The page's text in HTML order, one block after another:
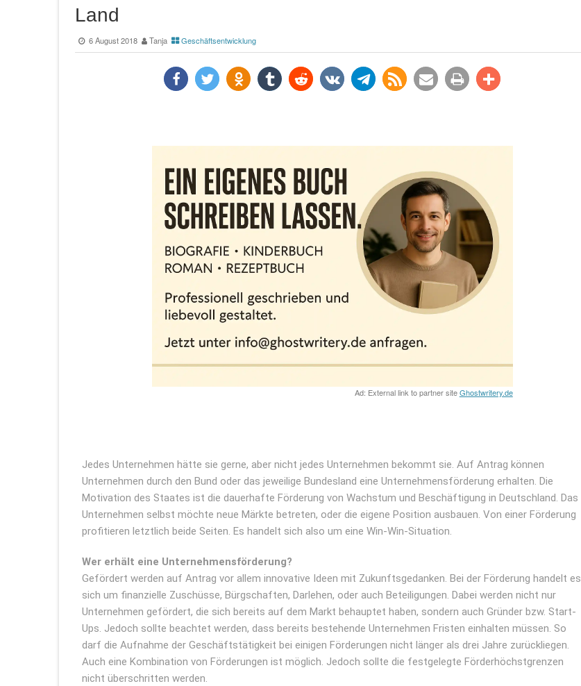
Land
6 August 2018 Tanja Geschäftsentwicklung
Ad: External link to partner siteGhostwritery.de
Jedes Unternehmen hätte sie gerne, aber nicht jedes Unternehmen bekommt sie. Auf Antrag können
Unternehmen durch den Bund oder das jeweilige Bundesland eine Unternehmensförderung erhalten. Die
Motivation des Staates ist die dauerhafte Förderung von Wachstum und Beschäftigung in Deutschland. Das
Unternehmen selbst möchte neue Märkte betreten, oder die eigene Position ausbauen. Von einer Förderung
profitieren letztlich beide Seiten. Es handelt sich also um eine Win-Win-Situation.
Wer erhält eine Unternehmensförderung?
Gefördert werden auf Antrag vor allem innovative Ideen mit Zukunftsgedanken. Bei der Förderung handelt es
sich um finanzielle Zuschüsse, Bürgschaften, Darlehen, oder auch Beteiligungen. Dabei werden nicht nur
Unternehmen gefördert, die sich bereits auf dem Markt behauptet haben, sondern auch Gründer bzw. Start-
Ups. Jedoch sollte beachtet werden, dass bereits bestehende Unternehmen Fristen einhalten müssen. So
darf die Aufnahme der Geschäftstätigkeit bei einigen Förderungen nicht länger als drei Jahre zurückliegen.
Auch eine Kombination von Förderungen ist möglich. Jedoch sollte die festgelegte Förderhöchstgrenzen
nicht überschritten werden.